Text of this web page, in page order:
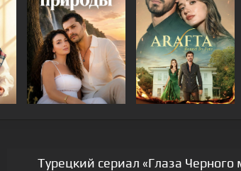
Турецкий сериал «Глаза Черного